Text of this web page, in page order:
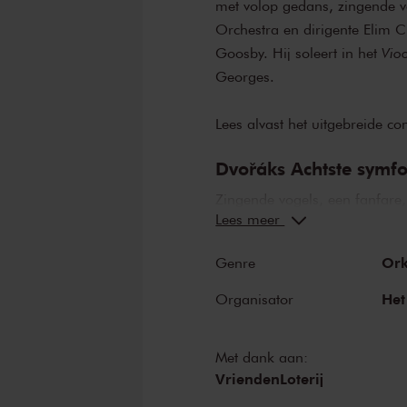
met volop gedans, zingende
Orchestra en dirigente Elim
Goosby. Hij soleert in het
Georges.
Lees alvast het uitgebreide
Dvořáks Achtste
Dvořák duidelijk iets te
Boheemse invloeden. Het
symfonie
onder leiding van
Idomeneo .
Randall Goosby
Lees meer
Genre
Organisator
Met dank aan:
VriendenLoterij